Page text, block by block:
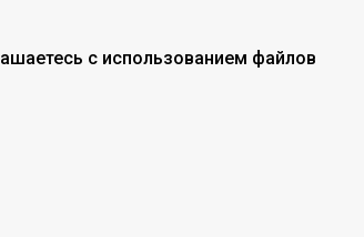
с использованием файлов